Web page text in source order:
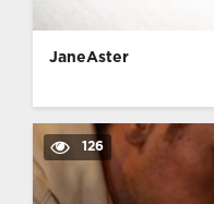
JaneAster
126